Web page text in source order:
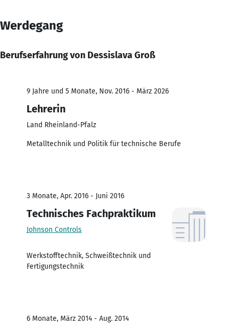
Werdegang
Berufserfahrung von Dessislava Groß
9 Jahre und 5 Monate, Nov. 2016 - März 2026
Lehrerin
Land Rheinland-Pfalz
Metalltechnik und Politik für technische Berufe
3 Monate, Apr. 2016 - Juni 2016
Technisches Fachpraktikum
Johnson Controls
Werkstofftechnik, Schweißtechnik und
Fertigungstechnik
6 Monate, März 2014 - Aug. 2014